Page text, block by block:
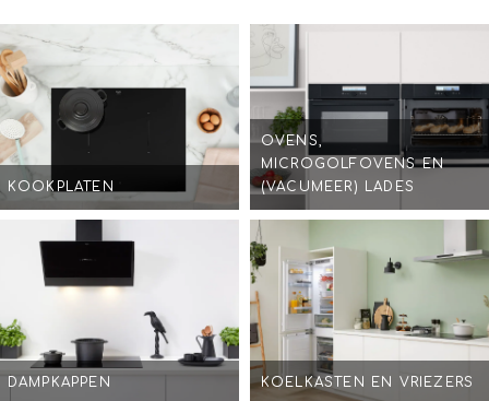
KOOKPLATEN
OVENS,
MICROGOLFOVENS EN
(VACUMEER) LADES
DAMPKAPPEN KOELKASTEN EN VRIEZERS